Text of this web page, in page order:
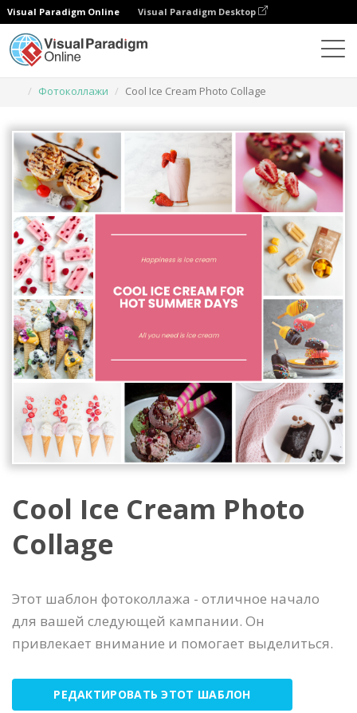
Visual Paradigm Online Visual Paradigm Desktop
Фотоколлажи
Cool Ice Cream Photo Collage
Cool Ice Cream Photo
Collage
Этот шаблон фотоколлажа - отличное начало
для вашей следующей кампании. Он
привлекает внимание и помогает выделиться.
РЕДАКТИРОВАТЬ ЭТОТ ШАБЛОН